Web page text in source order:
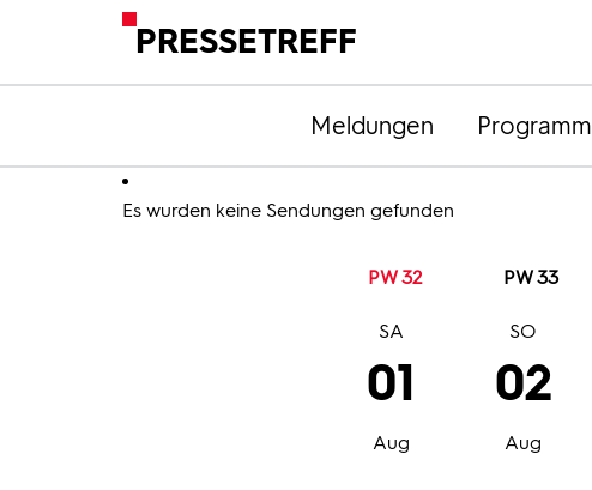
PRESSETREFF
Meldungen Programm
Es wurden keine Sendungen gefunden
PW 32 PW 33
01
Aug
SA
02
Aug
SO